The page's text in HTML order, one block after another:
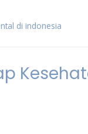
di indonesia